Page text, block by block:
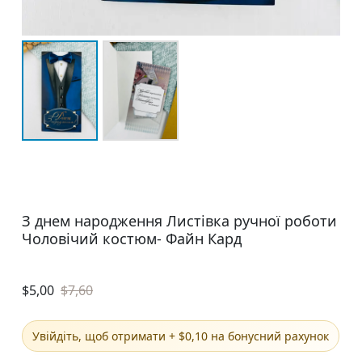
З днем народження Листівка ручної роботи
Чоловічий костюм- Файн Кард
$5,00 $7,60
Увійдіть, щоб отримати + $0,10 на бонусний рахунок